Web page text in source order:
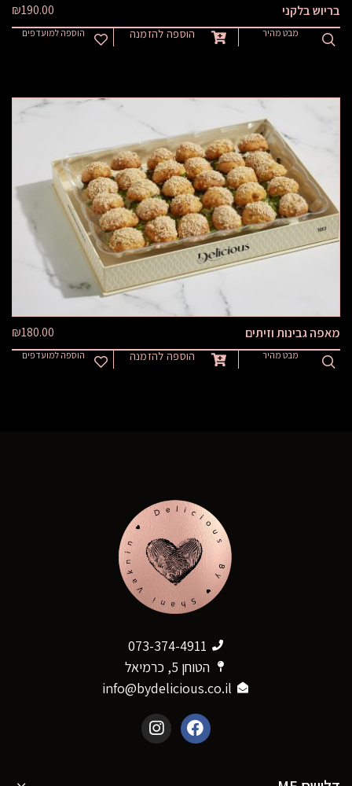
בריוש בלקני ₪190.00
הוספה למועדפים הוספה להזמנה מבט מהיר
מאפה גבינות וזיתים ₪180.00
הוספה למועדפים הוספה להזמנה מבט מהיר
073-374-4911
הטוחן 5, כרמיאל
info@bydelicious.co.il